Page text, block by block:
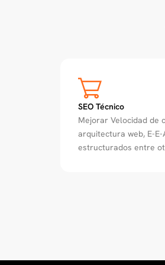
SEO Técnico
Mejorar Velocidad de
arquitectura web, E-E-
estructurados entre